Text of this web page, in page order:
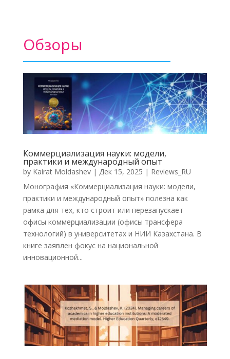
Обзоры
Коммерциализация науки: модели,
практики и международный опыт
by Kairat Moldashev| Дек 15, 2025 | Reviews_RU
Монография «Коммерциализация науки: модели,
практики и международный опыт» полезна как
рамка для тех, кто строит или перезапускает
офисы коммерциализации (офисы трансфера
технологий) в университетах и НИИ Казахстана. В
книге заявлен фокус на национальной
инновационной...